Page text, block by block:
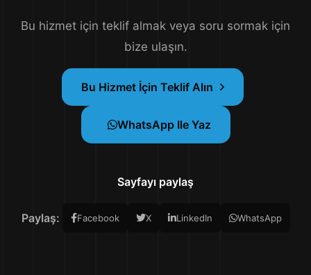
Bu hizmet için teklif almak veya soru sormak için
bize ulaşın.
Bu Hizmet İçin Teklif Alın
WhatsApp Ile Yaz
Sayfayı paylaş
Paylaş: Facebook X LinkedIn WhatsApp